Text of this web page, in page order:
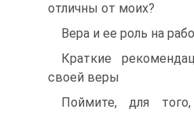
отличны от моих?
Вера и ее роль на
Краткие
своей веры
Поймите, для